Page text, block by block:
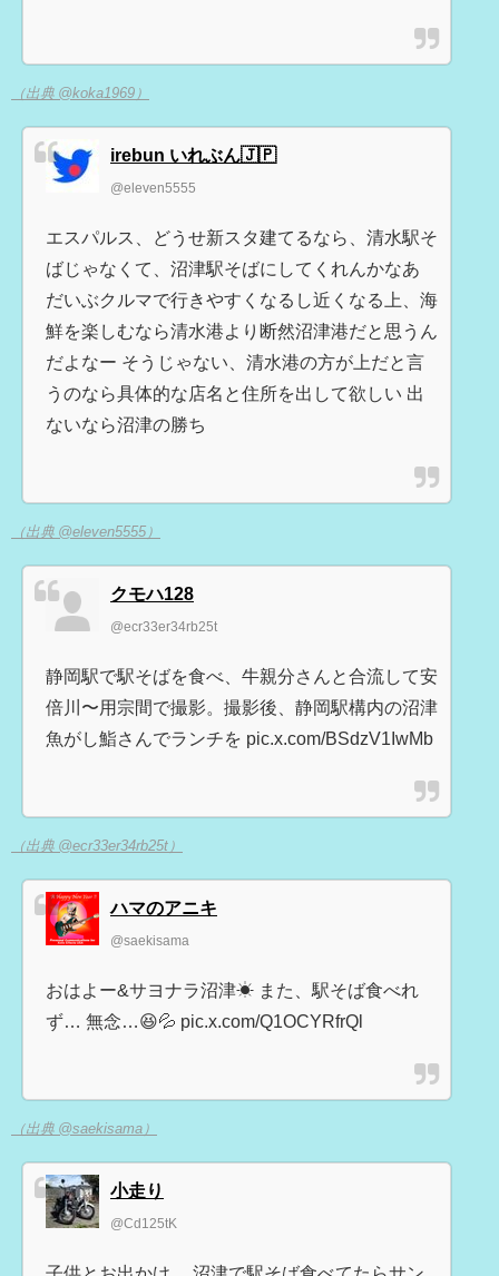
（出典 @koka1969）
irebun いれぶん🇯🇵
@eleven5555
エスパルス、どうせ新スタ建てるなら、清水駅そ
ばじゃなくて、沼津駅そばにしてくれんかなあ
だいぶクルマで行きやすくなるし近くなる上、海
鮮を楽しむなら清水港より断然沼津港だと思うん
だよなー そうじゃない、清水港の方が上だと言
うのなら具体的な店名と住所を出して欲しい 出
ないなら沼津の勝ち
（出典 @eleven5555）
クモハ128
@ecr33er34rb25t
静岡駅で駅そばを食べ、牛親分さんと合流して安
倍川〜用宗間で撮影。撮影後、静岡駅構内の沼津
魚がし鮨さんでランチを pic.x.com/BSdzV1IwMb
（出典 @ecr33er34rb25t）
ハマのアニキ
@saekisama
おはよー&サヨナラ沼津☀ また、駅そば食べれ
ず… 無念…😆💦 pic.x.com/Q1OCYRfrQl
（出典 @saekisama）
小走り
@Cd125tK
子供とお出かけ。 沼津で駅そば食べてたらサン